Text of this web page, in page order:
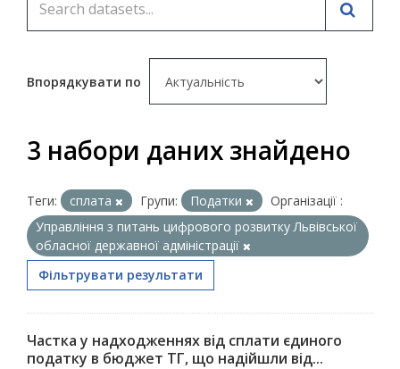
Впорядкувати по
3 набори даних знайдено
Теги: сплата Групи: Податки
Організації :
Управління з питань цифрового розвитку Львівської
обласної державної адміністрації
Фільтрувати результати
Частка у надходженнях від сплати єдиного
податку в бюджет ТГ, що надійшли від...